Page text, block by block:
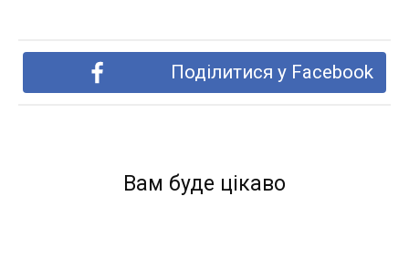
Поділитися у Facebook
Вам буде цікаво